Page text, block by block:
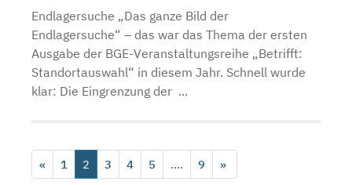
Endlagersuche „Das ganze Bild der
Endlagersuche“ – das war das Thema der ersten
Ausgabe der BGE-Veranstaltungsreihe „Betrifft:
Standortauswahl“ in diesem Jahr. Schnell wurde
klar: Die Eingrenzung der ...
« 1 2 3 4 5 .... 9 »